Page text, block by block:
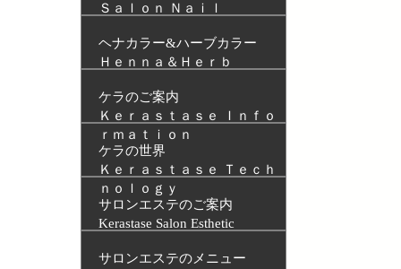
Ｓａｌｏｎ Ｎａｉｌ
ヘナカラー&ハーブカラー
Ｈｅｎｎａ＆Ｈｅｒｂ
ケラのご案内
Ｋｅｒａｓｔａｓｅ Ｉｎｆｏ
ｒｍａｔｉｏｎ
ケラの世界
Ｋｅｒａｓｔａｓｅ Ｔｅｃｈ
ｎｏｌｏｇｙ
サロンエステのご案内
Kerastase Salon Esthetic
サロンエステのメニュー